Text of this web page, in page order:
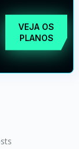
VEJA OS
PLANOS